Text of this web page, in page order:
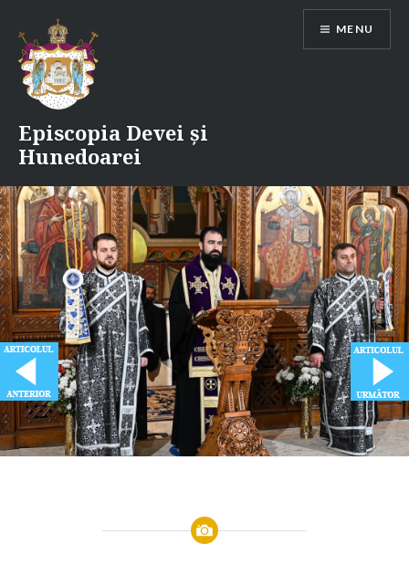
content
Episcopia Devei și
Hunedoarei
MENU